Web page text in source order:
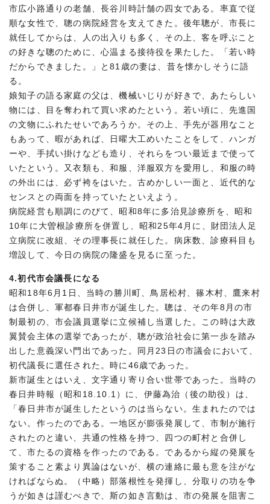
市広小路通りの老舗、長谷川時計舗の四女である。率直で従
順な女性で、聰の病院経営を支えてきた。後年聰が、市長に
就任してからは、人の出入りも多く、その上、客を呼ぶこと
の好きな聰のために、心温まる接待役を果たした。「若い時
だからできました。」と81歳の妻は、昔を懐かしそうに語
る。
娘知子の語る家庭の父は、機械いじりが好きで、あたらしい
物には、目を奪われて買い求めたという。若い頃に、先進国
の文物にふれたせいであろうか。その上、手先が器用なこと
もあって、暇があれば、日曜大工めいたことをして、ハンガ
ーや、手拭い掛けなども造り、それらをつい最近まで使って
いたという。又衣類も、和服、洋服双方を愛用し、和服の時
の外出には、必ず袴をはいた。古めかしい一面と、近代的な
センスとの両面を持っていたといえよう。
病院経営も順調にのびて、昭和8年に多治見診療所を、昭和
10年に大曽根診療所を併置し、昭和25年4月に、財団法人足
立病院に改組、その理事長に就任した。病床数、診療科目も
増設して、今日の病院の隆盛を見るに至った。
4.初代市会議長になる
昭和18年6月1日、当時の勝川町、鳥居松村、篠木村、鷹来村
は合併し、軍都春日井市が誕生した。聰は、その年8月の市
制最初の、市会議員選挙に立候補し当選した。この時は大政
翼賛会主体の選挙であったが、聰が政治社会に第一歩を踏み
出した意義深い門出であった。同月23日の市議会において、
初代議長に選任された。時に46歳であった。
新市誕生とはいえ、文字通り寄り合い世帯であった。当時の
春日井時報（昭和18.10.1）に、伊藤為治（後の助役）は、
「春日井市が誕生したというのは当らない。生まれたのでは
ない。作ったのである。一地区が膨張発展して、市制が施行
されたのと違い、共通の性格を持つ、四つの町村と合併し
て、市たるの資格を作ったのである。であるから縦の発展を
策すること素より異論はないが、横の連絡に最も意を注がな
ければならぬ。（中略）部落根性を発揮し、分取りの功を争
うが如きは謹むべきで、斯の如き言動は、市の発展を阻害こ